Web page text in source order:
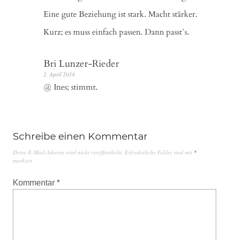
Eine gute Beziehung ist stark. Macht stärker.
Kurz; es muss einfach passen. Dann passt`s.
Bri Lunzer-Rieder
2. April 2018
@ Ines; stimmt.
Schreibe einen Kommentar
Deine E-Mail-Adresse wird nicht veröffentlicht. Erforderliche Felder sind mit *
markiert
Kommentar *